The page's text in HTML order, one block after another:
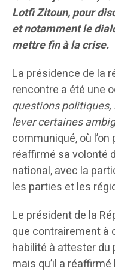
Lotfi Zitoun, pour
et notamment le
mettre fin à la crise.
La présidence de la
rencontre a été une
questions
lever certaines
communiqué, où
réaffirmé sa volonté
national, avec la
les parties et les
Le président de la
que contrairement à
habilité à attester
mais qu’il a